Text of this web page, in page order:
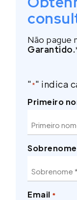
Não pague
Garantido.
"*" indica
Primeiro
Sobrenome
Email *